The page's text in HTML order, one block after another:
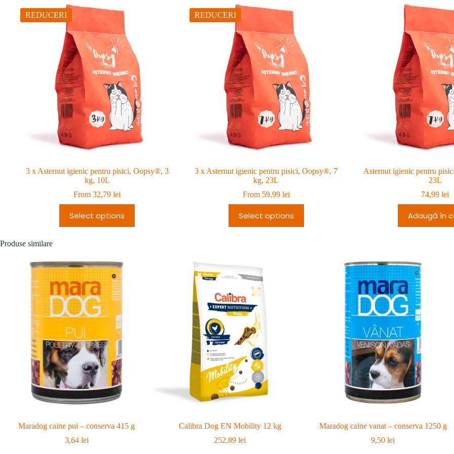
REDUCERI
3 x Asternut igienic pentru pisici, Oopsy®, 3
kg, 10L
From 32,79lei
Select options
REDUCERI
3 x Asternut igienic pentru pisici, Oopsy®, 7
kg, 23L
From 59,99 lei
Select options
Asternut igienic pentru
23L
74,99lei
Adaugă în
Produse similare
Maradog caine pui – conserva 415 g
3,64 lei
Calibra Dog EN Mobility 12 kg
252,89lei
Maradog caine vanat – conserva 1250 g
9,50lei